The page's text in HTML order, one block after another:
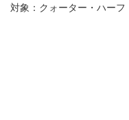
対象：クォーター・ハーフ